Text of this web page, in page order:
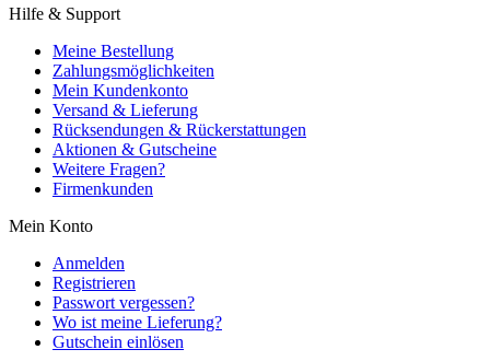
Hilfe & Support
Meine Bestellung
Zahlungsmöglichkeiten
Mein Kundenkonto
Versand & Lieferung
Rücksendungen & Rückerstattungen
Aktionen & Gutscheine
Weitere Fragen?
Firmenkunden
Mein Konto
Anmelden
Registrieren
Passwort vergessen?
Wo ist meine Lieferung?
Gutschein einlösen